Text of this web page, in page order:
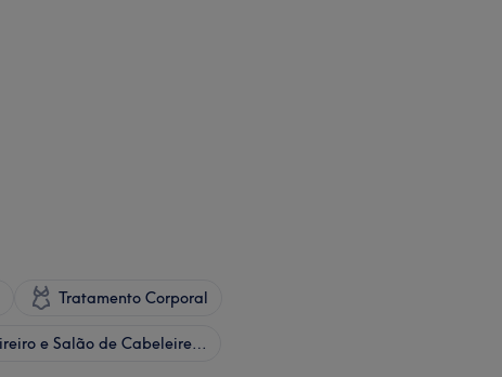
Tratamento Corporal
Cabeleireiro e Salão de Cabeleireiro